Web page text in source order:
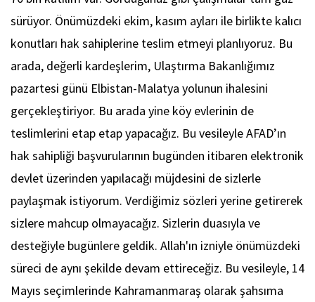
sürüyor. Önümüzdeki ekim, kasım ayları ile birlikte kalıcı
konutları hak sahiplerine teslim etmeyi planlıyoruz. Bu
arada, değerli kardeşlerim, Ulaştırma Bakanlığımız
pazartesi günü Elbistan-Malatya yolunun ihalesini
gerçekleştiriyor. Bu arada yine köy evlerinin de
teslimlerini etap etap yapacağız. Bu vesileyle AFAD’ın
hak sahipliği başvurularının bugünden itibaren elektronik
devlet üzerinden yapılacağı müjdesini de sizlerle
paylaşmak istiyorum. Verdiğimiz sözleri yerine getirerek
sizlere mahcup olmayacağız. Sizlerin duasıyla ve
desteğiyle bugünlere geldik. Allah'ın izniyle önümüzdeki
süreci de aynı şekilde devam ettireceğiz. Bu vesileyle, 14
Mayıs seçimlerinde Kahramanmaraş olarak şahsıma